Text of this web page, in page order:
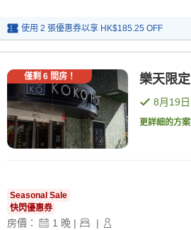
使用 2 張優惠券以享 HK$185.25 OFF
僅剩 6間房！ 樂天限
8月19日
更詳細的方
Seasonal Sale
快閃優惠券
房價： 1 晚 | |